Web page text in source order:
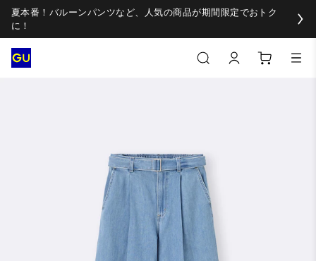
夏本番！バルーンパンツなど、人気の商品が期間限定でおトク
に！